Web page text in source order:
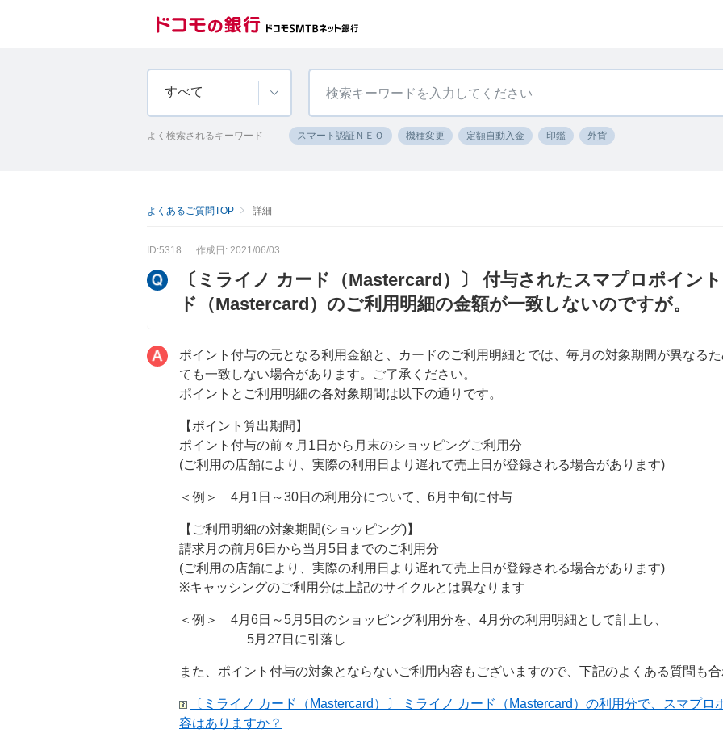
すべて
よく検索されるキーワード スマート認証ＮＥＯ 機種変更 定額自動入金 印鑑 外貨
よくあるご質問TOP 詳細
ID:5318 作成日: 2021/06/03
〔ミライノ カード（Mastercard）〕 付与されたスマプロポイン
ド（Mastercard）のご利用明細の金額が一致しないのですが。
ポイント付与の元となる利用金額と、カードのご利用明細とでは、毎月の対象期間が異なる
ても一致しない場合があります。ご了承ください。
ポイントとご利用明細の各対象期間は以下の通りです。
【ポイント算出期間】
ポイント付与の前々月1日から月末のショッピングご利用分
(ご利用の店舗により、実際の利用日より遅れて売上日が登録される場合があります)
＜例＞ 4月1日～30日の利用分について、6月中旬に付与
【ご利用明細の対象期間(ショッピング)】
請求月の前月6日から当月5日までのご利用分
(ご利用の店舗により、実際の利用日より遅れて売上日が登録される場合があります)
※キャッシングのご利用分は上記のサイクルとは異なります
＜例＞ 4月6日～5月5日のショッピング利用分を、4月分の利用明細として計上し、
5月27日に引落し
また、ポイント付与の対象とならないご利用内容もございますので、下記のよくある質問も合
〔ミライノ カード（Mastercard）〕 ミライノ カード（Mastercard）の利用分で、スマプ
容はありますか？